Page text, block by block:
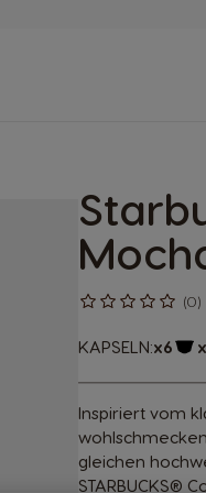
(0)
KAPSELN:x6
Inspiriert vom
gleichen
STARBUCKS®